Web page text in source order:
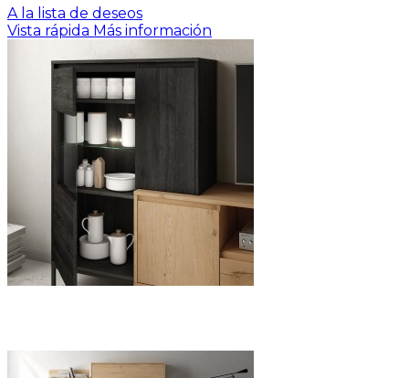
A la lista de deseos
Vista rápida Más información